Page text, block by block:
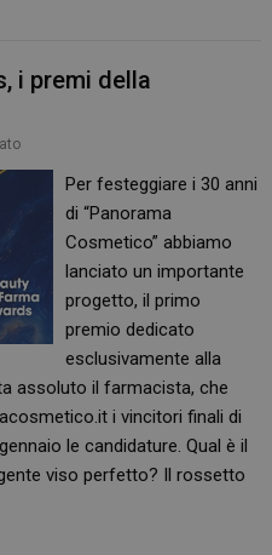
i premi della
Per festeggiare i 30 anni
di “Panorama
Cosmetico” abbiamo
lanciato un importante
progetto, il primo
premio dedicato
esclusivamente alla
assoluto il farmacista, che
i vincitori finali di
le candidature. Qual è il
viso perfetto? Il rossetto